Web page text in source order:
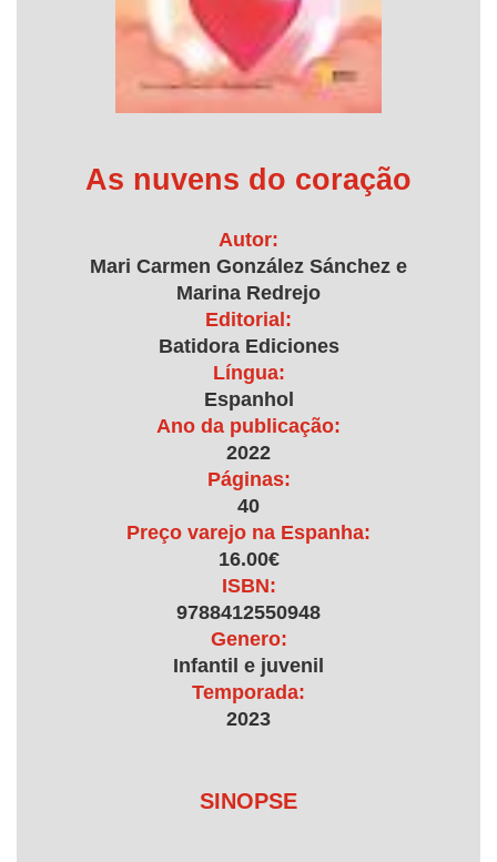
As nuvens do coração
Autor:
Mari Carmen González Sánchez e
Marina Redrejo
Editorial:
Batidora Ediciones
Língua:
Espanhol
Ano da publicação:
2022
Páginas:
40
Preço varejo na Espanha:
16.00€
ISBN:
9788412550948
Genero:
Infantil e juvenil
Temporada:
2023
SINOPSE